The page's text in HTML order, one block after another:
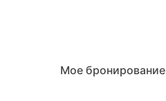
Мое бронирование